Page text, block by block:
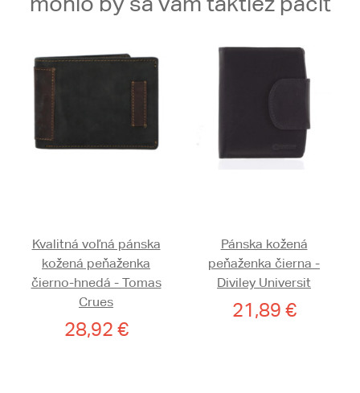
Kvalitná voľná pánska
kožená peňaženka
čierno-hnedá - Tomas
Crues
28,92 €
Pánska kožená
peňaženka čierna -
Diviley Universit
21,89 €